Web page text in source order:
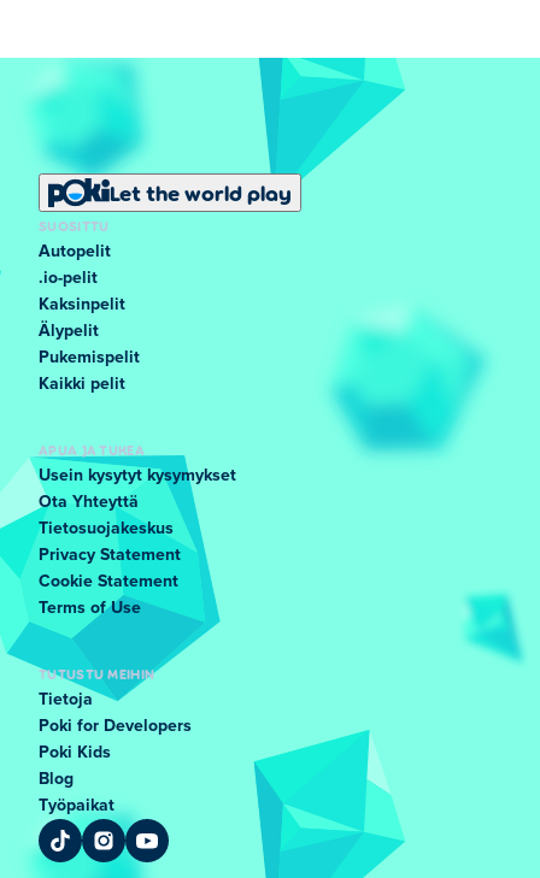
Let the world play
SUOSITTU
Autopelit
.io-pelit
Kaksinpelit
Älypelit
Pukemispelit
Kaikki pelit
APUA JA TUKEA
Usein kysytyt kysymykset
Ota Yhteyttä
Tietosuojakeskus
Privacy Statement
Cookie Statement
Terms of Use
TUTUSTU MEIHIN
Tietoja
Poki for Developers
Poki Kids
Blog
Työpaikat